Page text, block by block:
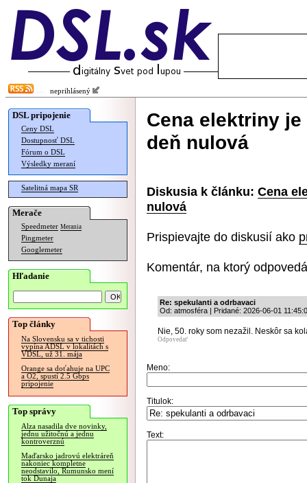
neprihlásený
DSL pripojenie
Ceny DSL
Dostupnosť DSL
Fórum o DSL
Výsledky meraní
Satelitná mapa SR
Merače
Speedmeter Merania
Pingmeter
Googlemeter
Hľadanie
Top články
Na Slovensku sa v tichosti
vypína ADSL v lokalitách s
VDSL, už 31. mája
Orange sa doťahuje na UPC
a O2, spustí 2.5 Gbps
pripojenie
Top správy
Alza nasadila dve novinky,
jednu užitočnú a jednu
kontroverznú
Maďarsko jadrovú elektráreň
nakoniec kompletne
neodstavilo, Rumunsko mení
tok Dunaja
Cena elektriny
deň nulová
Diskusia k článku: Cena
nulová
Prispievajte do diskusií ako
Komentár, na ktorý
Re: spekulanti a odrbavaci
Od: atmosféra | Pridané: 2026-06-01
Nie, 50. roky som nezažil. Neskôr sa
Odpovedať
Meno:
Titulok:
Text: